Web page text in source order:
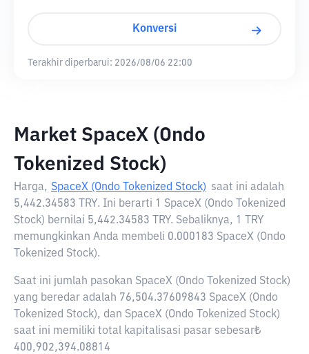
Konversi
Terakhir diperbarui: 2026/08/06 22:00
Market SpaceX (Ondo
Tokenized Stock)
Harga, SpaceX (Ondo Tokenized Stock) saat ini adalah
5,442.34583 TRY. Ini berarti 1 SpaceX (Ondo Tokenized
Stock) bernilai 5,442.34583 TRY. Sebaliknya, 1 TRY
memungkinkan Anda membeli 0.000183 SpaceX (Ondo
Tokenized Stock).
Saat ini jumlah pasokan SpaceX (Ondo Tokenized Stock)
yang beredar adalah 76,504.37609843 SpaceX (Ondo
Tokenized Stock), dan SpaceX (Ondo Tokenized Stock)
saat ini memiliki total kapitalisasi pasar sebesar₺
400,902,394.08814